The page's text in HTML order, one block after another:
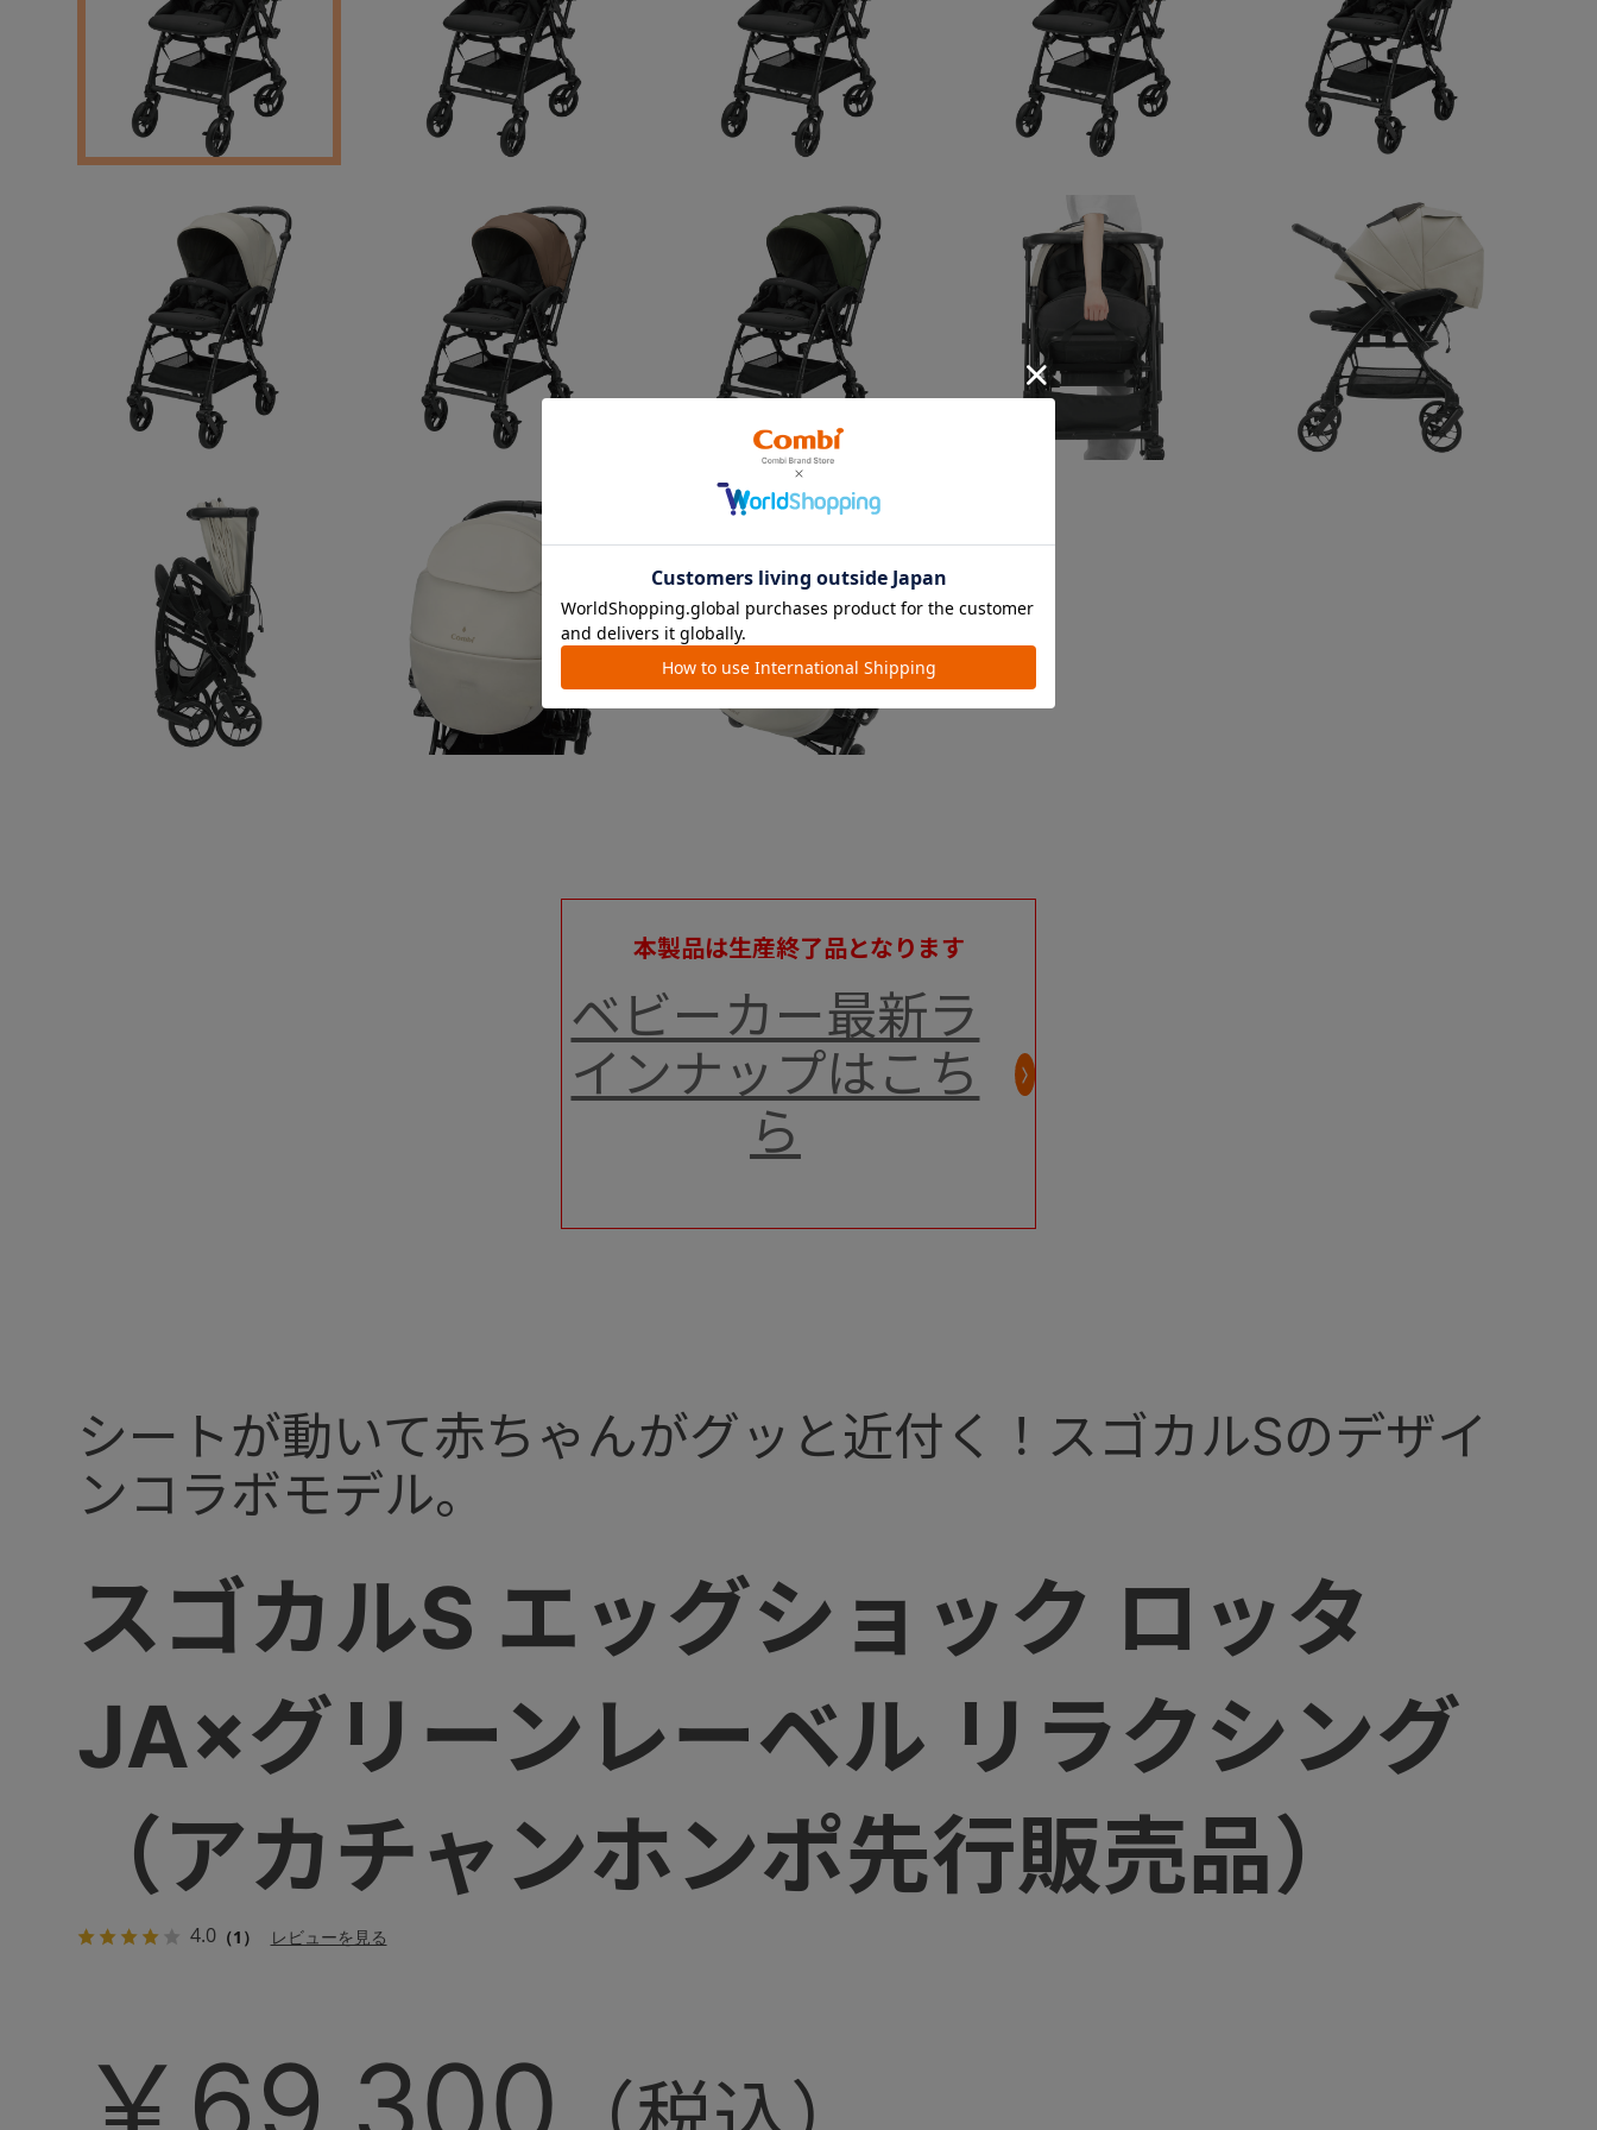
スゴカルS エッグショック ロッタ
JA×グリーンレーベル リラクシング
（アカチャンホンポ先行販売品）
4.0（1） レビューを見る
シートが動いて赤ちゃんがグッと近付く！スゴカルSのデザイ
ンコラボモデル。
本製品は生産終了品となります
ベビーカー最新ラ
インナップはこち
ら